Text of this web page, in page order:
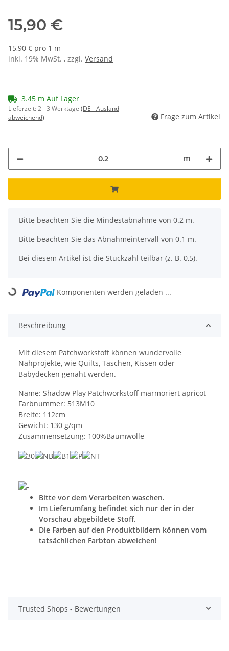
15,90 €
15,90 € pro 1 m
inkl. 19% MwSt. , zzgl. Versand
3.45 m Auf Lager
Lieferzeit:2 - 3 Werktage (DE - Ausland
abweichend)
Frage zum Artikel
m
x
Bitte beachten Sie die Mindestabnahme von 0.2 m.
Bitte beachten Sie das Abnahmeintervall von 0.1 m.
Bei diesem Artikel ist die Stückzahl teilbar (z. B. 0,5).
Loading... Komponenten werden geladen ...
Beschreibung
Mit diesem Patchworkstoff können wundervolle
Nähprojekte, wie Quilts, Taschen, Kissen oder
Babydecken genäht werden.
Name: Shadow Play Patchworkstoff marmoriert apricot
Farbnummer: 513M10
Breite: 112cm
Gewicht: 130 g/qm
Zusammensetzung: 100%Baumwolle
Bitte vor dem Verarbeiten waschen.
Im Lieferumfang befindet sich nur der in der
Vorschau abgebildete Stoff.
Die Farben auf den Produktbildern können vom
tatsächlichen Farbton abweichen!
Trusted Shops - Bewertungen